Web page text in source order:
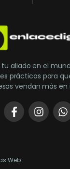
tu aliado en el
prácticas para
vendan más en
Web